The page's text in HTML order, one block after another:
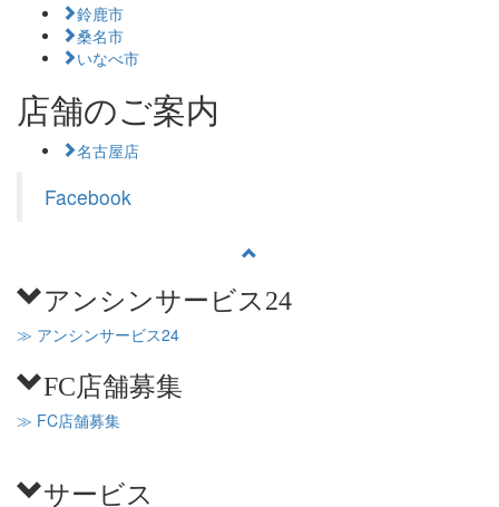
鈴鹿市
桑名市
いなべ市
店舗のご案内
名古屋店
Facebook
アンシンサービス24
≫ アンシンサービス24
FC店舗募集
≫ FC店舗募集
サービス